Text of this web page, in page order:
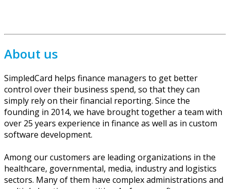
About us
SimpledCard helps finance managers to get better
control over their business spend, so that they can
simply rely on their financial reporting. Since the
founding in 2014, we have brought together a team with
over 25 years experience in finance as well as in custom
software development.
Among our customers are leading organizations in the
healthcare, governmental, media, industry and logistics
sectors. Many of them have complex administrations and